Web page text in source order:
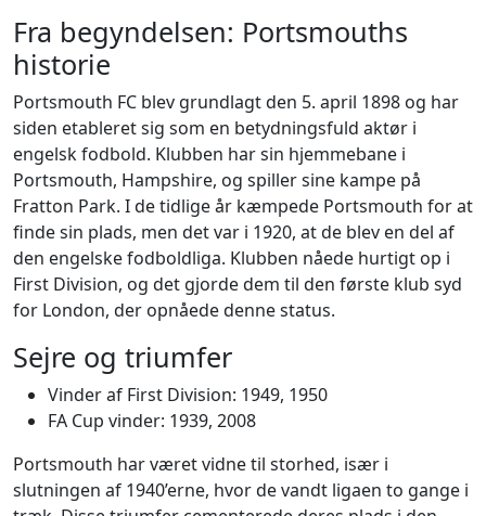
Fra begyndelsen: Portsmouths
historie
Portsmouth FC blev grundlagt den 5. april 1898 og har
siden etableret sig som en betydningsfuld aktør i
engelsk fodbold. Klubben har sin hjemmebane i
Portsmouth, Hampshire, og spiller sine kampe på
Fratton Park. I de tidlige år kæmpede Portsmouth for at
finde sin plads, men det var i 1920, at de blev en del af
den engelske fodboldliga. Klubben nåede hurtigt op i
First Division, og det gjorde dem til den første klub syd
for London, der opnåede denne status.
Sejre og triumfer
Vinder af First Division: 1949, 1950
FA Cup vinder: 1939, 2008
Portsmouth har været vidne til storhed, især i
slutningen af 1940’erne, hvor de vandt ligaen to gange i